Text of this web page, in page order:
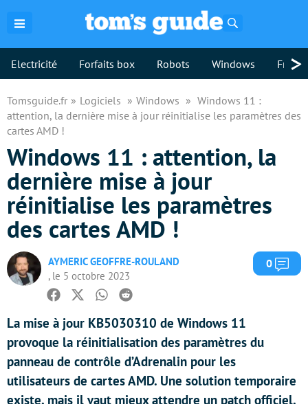
Electricité Forfaits box Robots Windows >
Tomsguide.fr Logiciels Windows
Windows 11 :
attention, la dernière mise à jour réinitialise les paramètres des
cartes AMD !
Windows 11 : attention, la
dernière mise à jour
réinitialise les paramètres
des cartes AMD !
AYMERIC GEOFFRE-ROULAND
, le 5 octobre 2023
0
Facebook
TwitterWhatsapp
Reddit
La mise à jour KB5030310 de Windows 11
provoque la réinitialisation des paramètres du
panneau de contrôle d’Adrenalin pour les
utilisateurs de cartes AMD. Une solution temporaire
existe, mais il vaut mieux attendre un patch officiel.